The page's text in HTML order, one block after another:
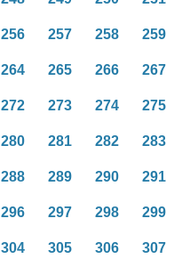
256 257 258 259
264 265 266 267
272 273 274 275
280 281 282 283
288 289 290 291
296 297 298 299
304 305 306 307